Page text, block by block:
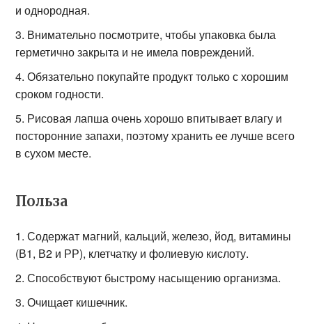
и однородная.
Внимательно посмотрите, чтобы упаковка была
герметично закрыта и не имела повреждений.
Обязательно покупайте продукт только с хорошим
сроком годности.
Рисовая лапша очень хорошо впитывает влагу и
посторонние запахи, поэтому хранить ее лучше всего
в сухом месте.
Польза
Содержат магний, кальций, железо, йод, витамины
(В1, В2 и РР), клетчатку и фолиевую кислоту.
Способствуют быстрому насыщению организма.
Очищает кишечник.